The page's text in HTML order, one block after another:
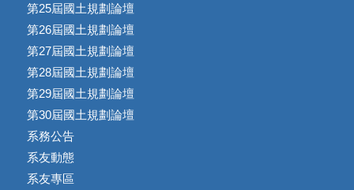
第25屆國土規劃論壇
第26屆國土規劃論壇
第27屆國土規劃論壇
第28屆國土規劃論壇
第29屆國土規劃論壇
第30屆國土規劃論壇
系務公告
系友動態
系友專區